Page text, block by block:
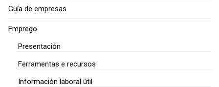
Guía de empresas
Emprego
Presentación
Ferramentas e recursos
Información laboral útil